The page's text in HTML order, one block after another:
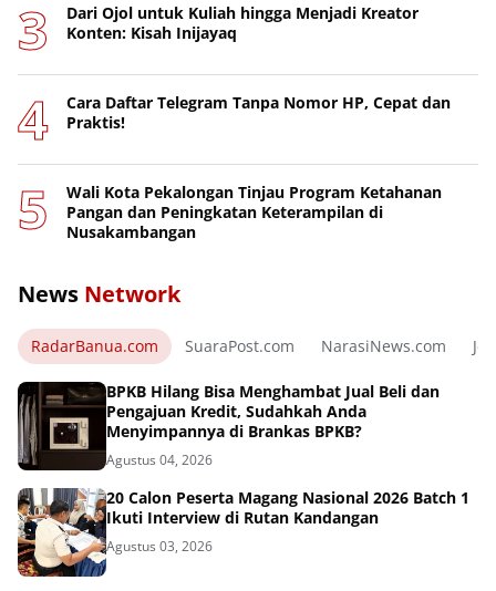
Dari Ojol untuk Kuliah hingga Menjadi Kreator
Konten: Kisah Inijayaq
Cara Daftar Telegram Tanpa Nomor HP, Cepat dan
Praktis!
Wali Kota Pekalongan Tinjau Program Ketahanan
Pangan dan Peningkatan Keterampilan di
Nusakambangan
News Network
RadarBanua.com SuaraPost.com NarasiNews.com
BPKB Hilang Bisa Menghambat Jual Beli dan
Pengajuan Kredit, Sudahkah Anda
Menyimpannya di Brankas BPKB?
Agustus 04, 2026
20 Calon Peserta Magang Nasional 2026 Batch 1
Ikuti Interview di Rutan Kandangan
Agustus 03, 2026